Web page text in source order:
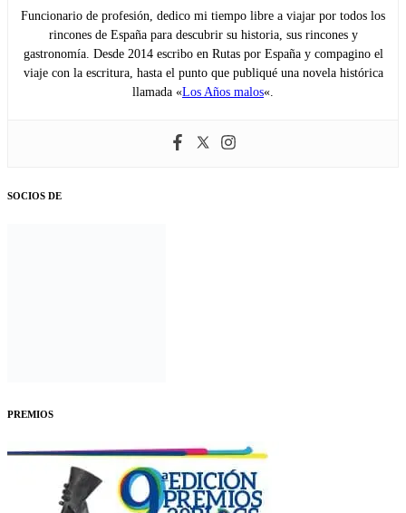
Funcionario de profesión, dedico mi tiempo libre a viajar por todos los
rincones de España para descubrir su historia, sus rincones y
gastronomía. Desde 2014 escribo en Rutas por España y compagino el
viaje con la escritura, hasta el punto que publiqué una novela histórica
llamada «Los Años malos«.
SOCIOS DE
PREMIOS